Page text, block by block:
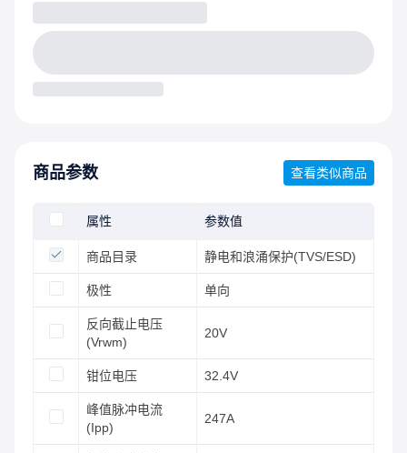
商品参数 查看类似商品
属性 参数值
商品目录 静电和浪涌保护(TVS/ESD)
极性 单向
反向截止电压
(Vrwm)
20V
钳位电压 32.4V
峰值脉冲电流
(Ipp)
247A